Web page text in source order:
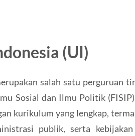
(UI)
salah satu perguruan
Sosial dan Ilmu Politik
kurikulum yang lengkap,
publik, serta